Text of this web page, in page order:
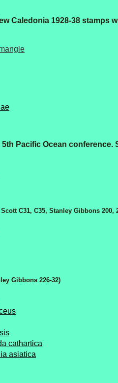
Caledonia 1928-38 stamps
Pacific Ocean conference.
C31, C35, Stanley Gibbons 200,
Gibbons 226-32)
cathartica
asiatica